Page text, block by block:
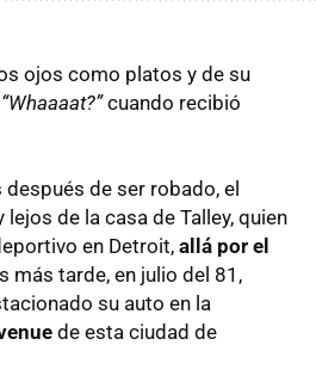
ojos como platos y de su
“Whaaaat?”cuando recibió
de ser robado, el
de la casa de Talley, quien
en Detroit, allá por el
más tarde, en julio del 81,
su auto en la
de esta ciudad de